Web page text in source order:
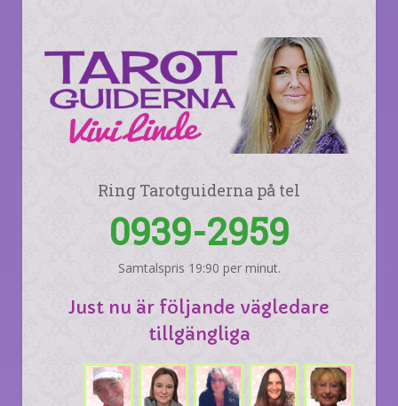
Ring Tarotguiderna på tel
0939-2959
Samtalspris 19:90 per minut.
Just nu är följande vägledare
tillgängliga